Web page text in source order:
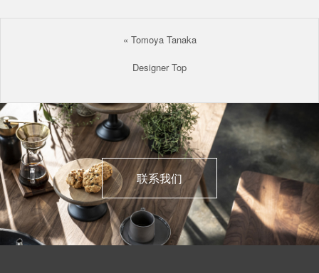
« Tomoya Tanaka
Designer Top
联系我们